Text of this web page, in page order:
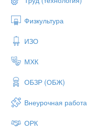
Физкультура
ИЗО
МХК
ОБЗР (ОБЖ)
Внеурочная работа
ОРК